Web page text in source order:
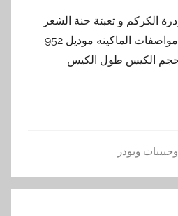
الكركم و تعبئة حنة الشعر
في أكياس لحام خلفي مواصفات الماكينه موديل 952
الكيس طول الكيس
وبودر